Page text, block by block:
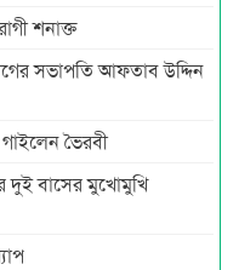
শনাক্ত
সভাপ‌তি আফতাব উদ্দিন
ভৈরবী
দুই বাসের মুখোমুখি